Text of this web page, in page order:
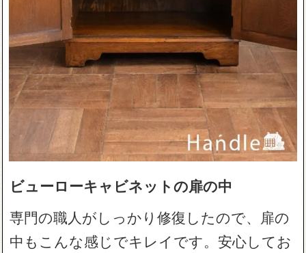
ビューローキャビネットの扉の中
専門の職人がしっかり修復したので、扉の
中もこんな感じでキレイです。安心してお